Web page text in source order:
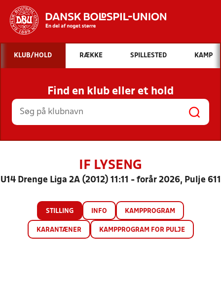
Hvad vil du søge efter?
INDHOLD OG NYHEDER
STILLINGER, RESULTATER, KLUBBER OG
HOLD
KLUB/HOLD RÆKKE SPILLESTED KAMP
Find en klub eller et hold
IF LYSENG
U14 Drenge Liga 2A (2012) 11:11 - forår 2026, Pulje 611
STILLING INFO KAMPPROGRAM
KARANTÆNER KAMPPROGRAM FOR PULJE